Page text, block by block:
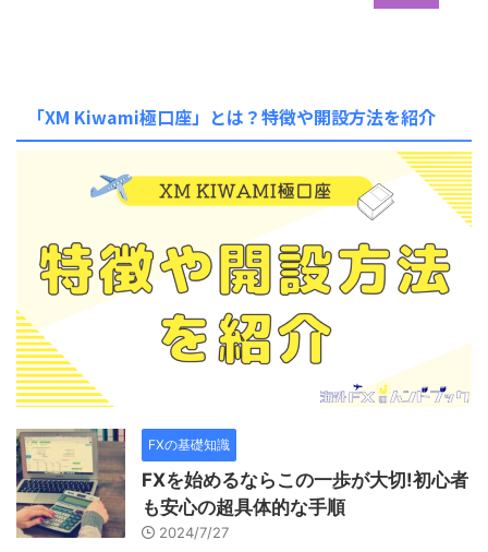
「XM Kiwami極口座」とは？特徴や開設方法を紹介
FXの基礎知識
FXを始めるならこの一歩が大切!初心者
も安心の超具体的な手順
2024/7/27